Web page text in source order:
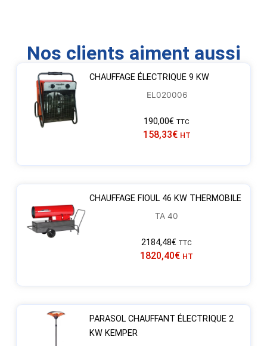
Nos clients aiment aussi
CHAUFFAGE ÉLECTRIQUE 9 KW
EL020006
190,00€ TTC
158,33€ HT
CHAUFFAGE FIOUL 46 KW THERMOBILE
TA 40
2184,48€ TTC
1820,40€ HT
PARASOL CHAUFFANT ÉLECTRIQUE 2
KW KEMPER